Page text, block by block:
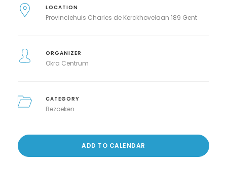
LOCATION
Provinciehuis Charles de Kerckhovelaan 189 Gent
ORGANIZER
Okra Centrum
CATEGORY
Bezoeken
ADD TO CALENDAR